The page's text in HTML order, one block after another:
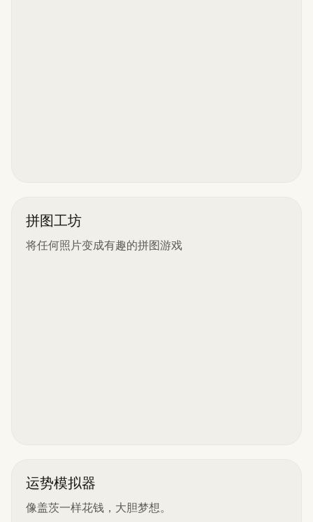
拼图工坊
将任何照片变成有趣的拼图游戏
运势模拟器
像盖茨一样花钱，大胆梦想。